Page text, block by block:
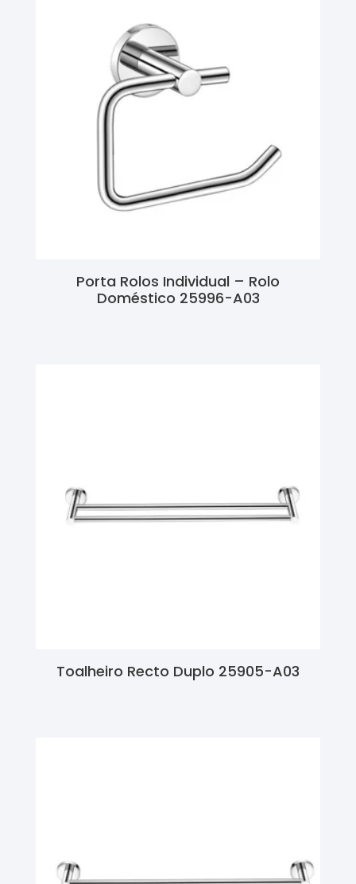
Porta Rolos Individual – Rolo
Doméstico 25996-A03
Toalheiro Recto Duplo 25905-A03